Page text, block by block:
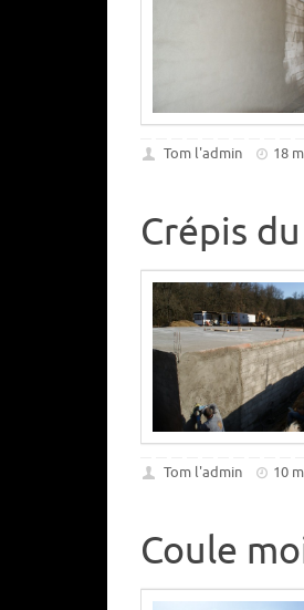
Tom l'admin 18
Crépis
Tom l'admin 10
Coule